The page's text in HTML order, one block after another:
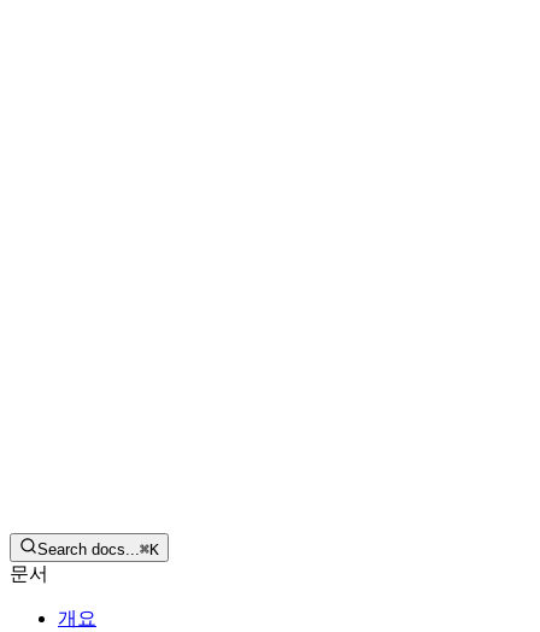
Search docs...⌘K
문서
개요